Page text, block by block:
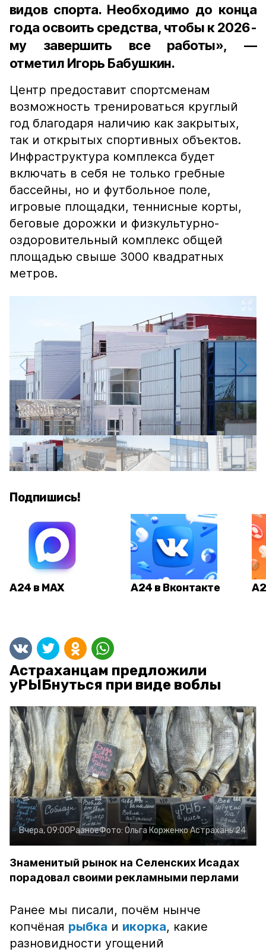
видов спорта. Необходимо до конца
года освоить средства, чтобы к 2026-
му завершить все работы», —
отметил Игорь Бабушкин.
Центр предоставит спортсменам
возможность тренироваться круглый
год благодаря наличию как закрытых,
так и открытых спортивных объектов.
Инфраструктура комплекса будет
включать в себя не только гребные
бассейны, но и футбольное поле,
игровые площадки, теннисные корты,
беговые дорожки и физкультурно-
оздоровительный комплекс общей
площадью свыше 3000 квадратных
метров.
Подпишись!
А24 в MAX А24 в Вконтакте
Астраханцам предложили
уРЫБнуться при виде воблы
Вчера, 09:00РазноеФото: Ольга КорженкоАстрахань 24
Знаменитый рынок на Селенских Исадах
порадовал своими рекламными перлами
Ранее мы писали, почём нынче
копчёная рыбка и икорка, какие
разновидности угощений